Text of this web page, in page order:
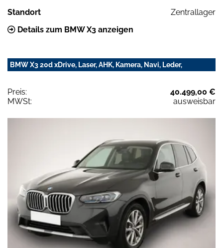
Standort
Zentrallager
Details zum BMW X3 anzeigen
BMW X3 20d xDrive, Laser, AHK, Kamera, Navi, Leder,
Preis:
40.499,00 €
MWSt:
ausweisbar